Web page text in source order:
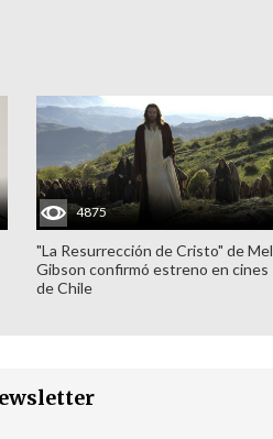
4875
"La Resurrección de Cristo" de Mel
Gibson confirmó estreno en cines
de Chile